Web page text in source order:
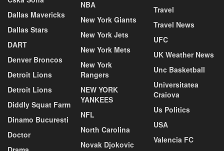
Dallas Mavericks
Dallas Stars
DART
Denver Broncos
Detroit Lions
Detroit Lions
Diddly Squat Farm
Dinamo Bucuresti
Doctor
NBA
New York Giants
New York Jets
New York Mets
New York
Rangers
NEW YORK
YANKEES
NFL
North Carolina
Novak Djokovic
Travel
Travel News
UFC
UK Weather News
Unc Basketball
Universitatea
Craiova
Us Politics
USA
Valencia FC